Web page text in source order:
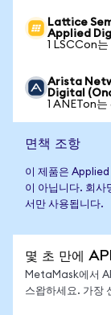
Lattice
Applied
1 LSCCon
Arista
Digital
1 ANETon
면책 조항
이 제품은
이 아닙니다. 회사
서만 사용됩니다.
몇 초 만에
MetaMask에서
스왑하세요. 가장